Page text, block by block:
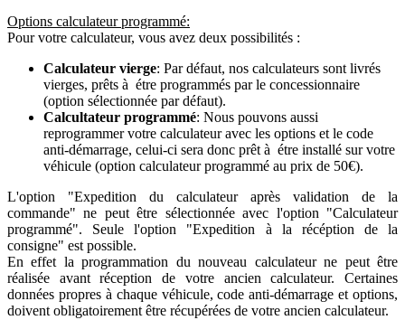
Options calculateur programmé:
Pour votre calculateur, vous avez deux possibilités :
Calculateur vierge: Par défaut, nos calculateurs sont livrés
vierges, prêts à étre programmés par le concessionnaire
(option sélectionnée par défaut).
Calcultateur programmé: Nous pouvons aussi
reprogrammer votre calculateur avec les options et le code
anti-démarrage, celui-ci sera donc prêt à étre installé sur votre
véhicule (option calculateur programmé au prix de 50€).
L'option "Expedition du calculateur après validation de la
commande" ne peut être sélectionnée avec l'option "Calculateur
programmé". Seule l'option "Expedition à la récéption de la
consigne" est possible.
En effet la programmation du nouveau calculateur ne peut être
réalisée avant réception de votre ancien calculateur. Certaines
données propres à chaque véhicule, code anti-démarrage et options,
doivent obligatoirement être récupérées de votre ancien calculateur.